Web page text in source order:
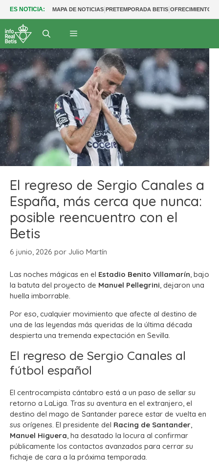
ES NOTICIA: MAPA DE NOTICIAS|PRETEMPORADA BETIS|OFRECIMIENTOS
El regreso de Sergio Canales a
España, más cerca que nunca:
posible reencuentro con el
Betis
6 junio, 2026 por Julio Martín
Las noches mágicas en el Estadio Benito Villamarín, bajo
la batuta del proyecto de Manuel Pellegrini, dejaron una
huella imborrable.
Por eso, cualquier movimiento que afecte al destino de
una de las leyendas más queridas de la última década
despierta una tremenda expectación en Sevilla.
El regreso de Sergio Canales al
fútbol español
El centrocampista cántabro está a un paso de sellar su
retorno a LaLiga. Tras su aventura en el extranjero, el
destino del mago de Santander parece estar de vuelta en
sus orígenes. El presidente del Racing de Santander,
Manuel Higuera, ha desatado la locura al confirmar
públicamente los contactos avanzados para cerrar su
fichaje de cara a la próxima temporada.